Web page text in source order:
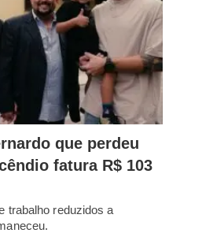
que perdeu
fatura R$ 103
trabalho reduzidos a